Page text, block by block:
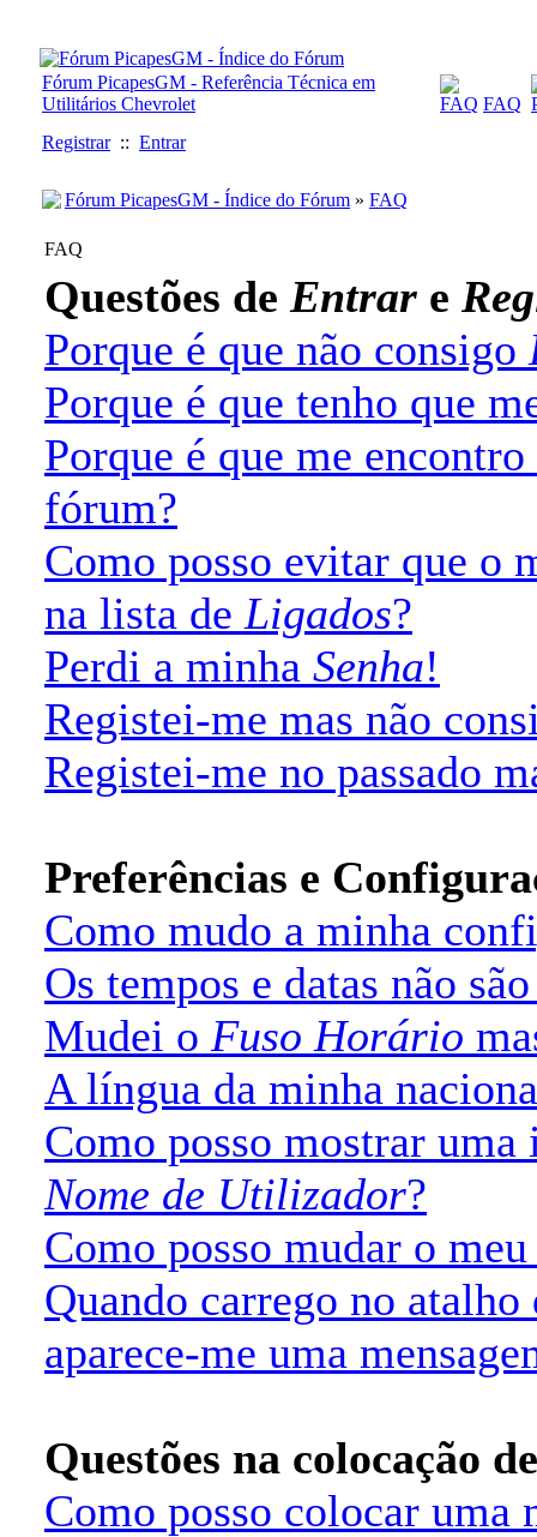
Fórum PicapesGM - Referência Técnica em
Utilitários Chevrolet
FAQ
Registrar:: Entrar
Fórum PicapesGM - Índice do Fórum » FAQ
FAQ
Questões de Entrar e
Porque é que não consigo
Porque é que tenho que
Porque é que me
fórum?
Como posso evitar que o
na lista de Ligados?
Perdi a minha Senha!
Registei-me mas não
Registei-me no passado
Preferências e
Como mudo a minha
Os tempos e datas não
Mudei o Fuso Horário
A língua da minha
Como posso mostrar
Nome de Utilizador?
Como posso mudar o
Quando carrego no
aparece-me uma
Questões na colocação
Como posso colocar uma